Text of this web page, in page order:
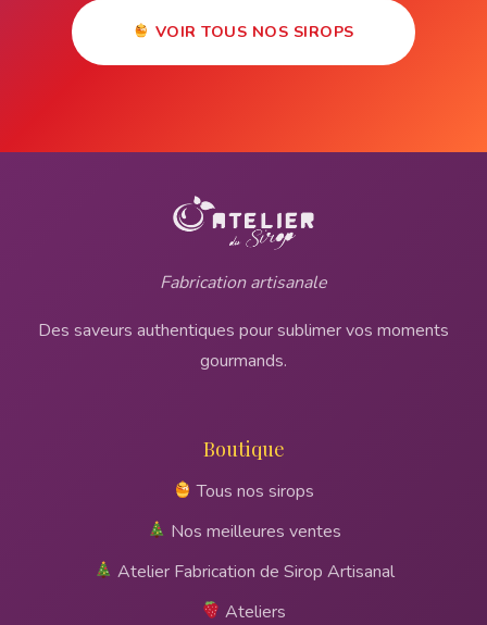
VOIR TOUS NOS SIROPS
Fabrication artisanale
Des saveurs authentiques pour sublimer vos moments
gourmands.
Boutique
Tous nos sirops
Nos meilleures ventes
Atelier Fabrication de Sirop Artisanal
Ateliers